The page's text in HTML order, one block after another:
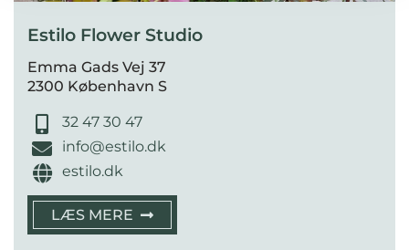
Estilo Flower Studio
Emma Gads Vej 37
2300 København S
32 47 30 47
info@estilo.dk
estilo.dk
LÆS MERE